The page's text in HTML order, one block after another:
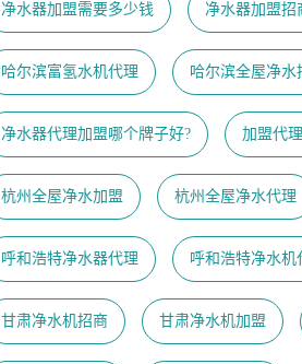
净水器加盟需要多少钱 净水器加盟招
哈尔滨富氢水机代理 哈尔滨全屋净水
净水器代理加盟哪个牌子好? 加盟代
杭州全屋净水加盟 杭州全屋净水代理
呼和浩特净水器代理 呼和浩特净水机
甘肃净水机招商 甘肃净水机加盟